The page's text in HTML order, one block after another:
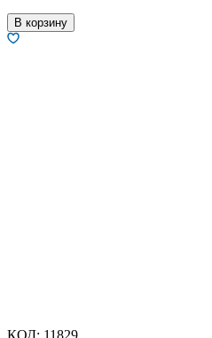
В корзину